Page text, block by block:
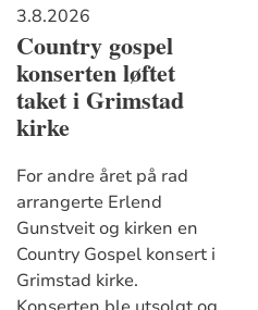
3.8.2026
Country gospel
konserten løftet
taket i Grimstad
kirke
For andre året på rad
arrangerte Erlend
Gunstveit og kirken en
Country Gospel konsert i
Grimstad kirke.